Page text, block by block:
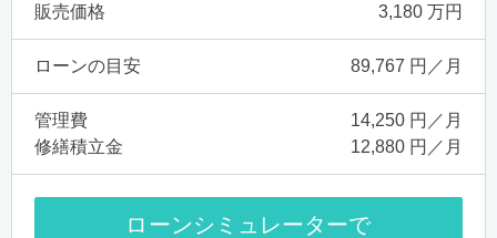
販売価格 3,180 万円
ローンの目安 89,767 円／月
管理費
14,250 円／月
修繕積立金
12,880 円／月
ローンシミュレーターで